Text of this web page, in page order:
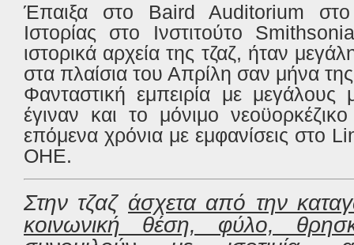
Έπαιξα στο Baird Auditorium
Ιστορίας στο Ινστιτούτο
ιστορικά αρχεία της τζαζ, ήταν
στα πλαίσια του Απρίλη σαν μήνα της
Φανταστική εμπειρία με μεγάλους
έγιναν και το μόνιμο
επόμενα χρόνια με εμφανίσεις στο
ΟΗΕ.
Στην τζαζ άσχετα από την
κοινωνική θέση, φύλο,